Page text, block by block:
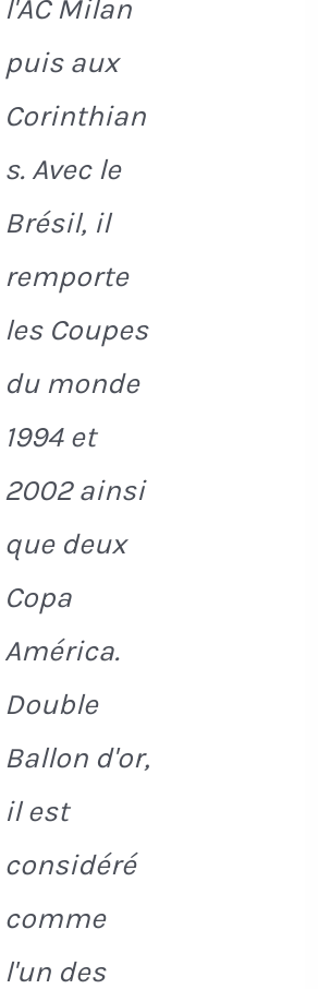
l'AC Milan
puis aux
Corinthian
s. Avec le
Brésil, il
remporte
les Coupes
du monde
1994 et
2002 ainsi
que deux
Copa
América.
Double
Ballon d'or,
il est
considéré
comme
l'un des